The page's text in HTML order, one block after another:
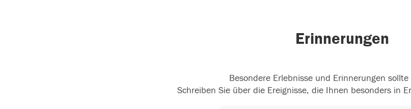
Erinnerungen
Besondere Erlebnisse und Erinnerungen
Schreiben Sie über die Ereignisse, die Ihnen besonders in